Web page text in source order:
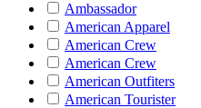
Ambassador
American Apparel
American Crew
American Crew
American Outfiters
American Tourister